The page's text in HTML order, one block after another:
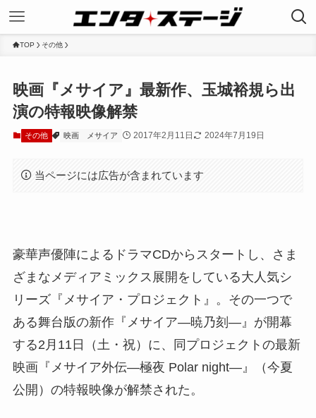
TOP その他
映画『メサイア』最新作、玉城裕規ら出
演の特報映像解禁
その他 映画 メサイア 2017年2月11日 2024年7月19日
当ページには広告が含まれています
豪華声優陣によるドラマCDからスタートし、さま
ざまなメディアミックス展開をしている大人気シ
リーズ『メサイア・プロジェクト』。その一つで
ある舞台版の新作『メサイア―暁乃刻―』が開幕
する2月11日（土・祝）に、同プロジェクトの最新
映画『メサイア外伝―極夜 Polar night―』（今夏
公開）の特報映像が解禁された。